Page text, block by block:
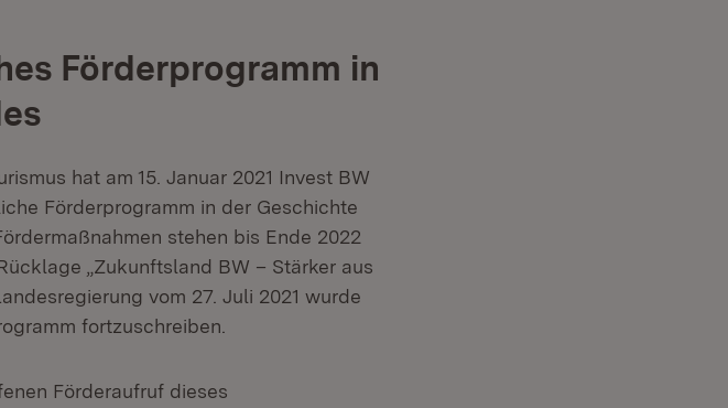
Förderprogramm in
hat am 15. Januar 2021 Invest BW
Förderprogramm in der Geschichte
stehen bis Ende 2022
„Zukunftsland BW – Stärker aus
vom 27. Juli 2021 wurde
fortzuschreiben.
Förderaufruf dieses